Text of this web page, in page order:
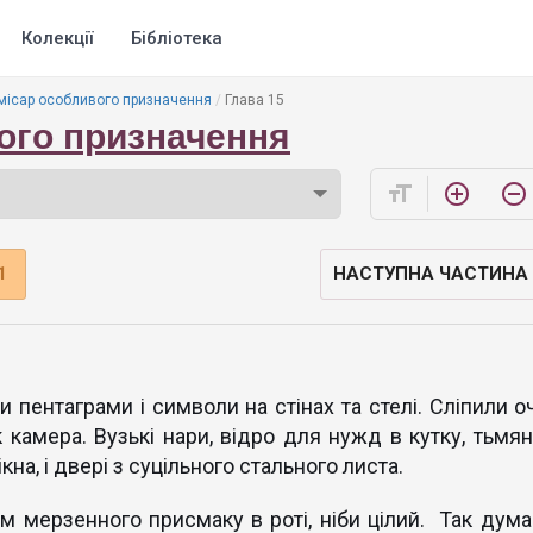
Колекції Бібліотека
особливого призначення Глава 15
призначення
format_size add_circle_outline remove_circle_outline
НАСТУПНА ЧАСТИНА
і символи на стінах та стелі. Сліпили
Вузькі нари, відро для нужд в кутку,
і двері з суцільного стального листа.
мерзенного присмаку в роті, ніби цілий. Так